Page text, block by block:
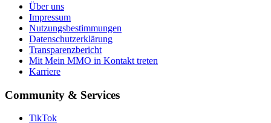
Über uns
Impressum
Nutzungsbestimmungen
Datenschutzerklärung
Transparenzbericht
Mit Mein MMO in Kontakt treten
Karriere
Community & Services
TikTok